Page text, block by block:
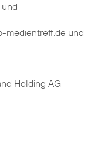
medientreff.de und
Holding AG